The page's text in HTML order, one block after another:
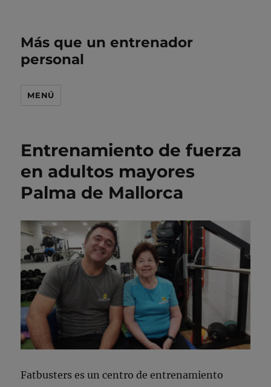
Más que un entrenador
personal
MENÚ
Entrenamiento de fuerza
en adultos mayores
Palma de Mallorca
Fatbusters es un centro de entrenamiento